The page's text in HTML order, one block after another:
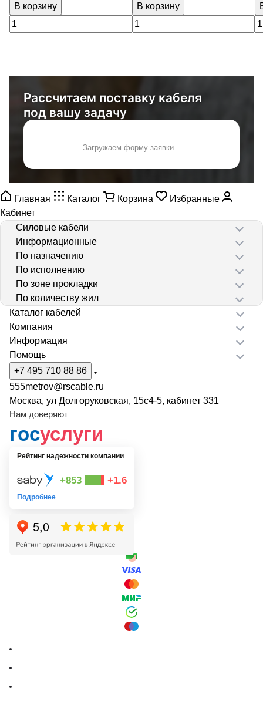
В корзину
В корзину
Рассчитаем поставку кабеля
под вашу задачу
Загружаем форму заявки...
Главная Каталог Корзина
Избранные
Кабинет
Силовые кабели
Информационные
По назначению
По исполнению
По зоне прокладки
По количеству жил
Каталог кабелей
Компания
Информация
Помощь
+7 495 710 88 86
555metrov@rscable.ru
Москва, ул Долгоруковская, 15с4-5, кабинет 331
Нам доверяют
госуслуги
Рейтинг надежности компании
+853 +1.6
Подробнее